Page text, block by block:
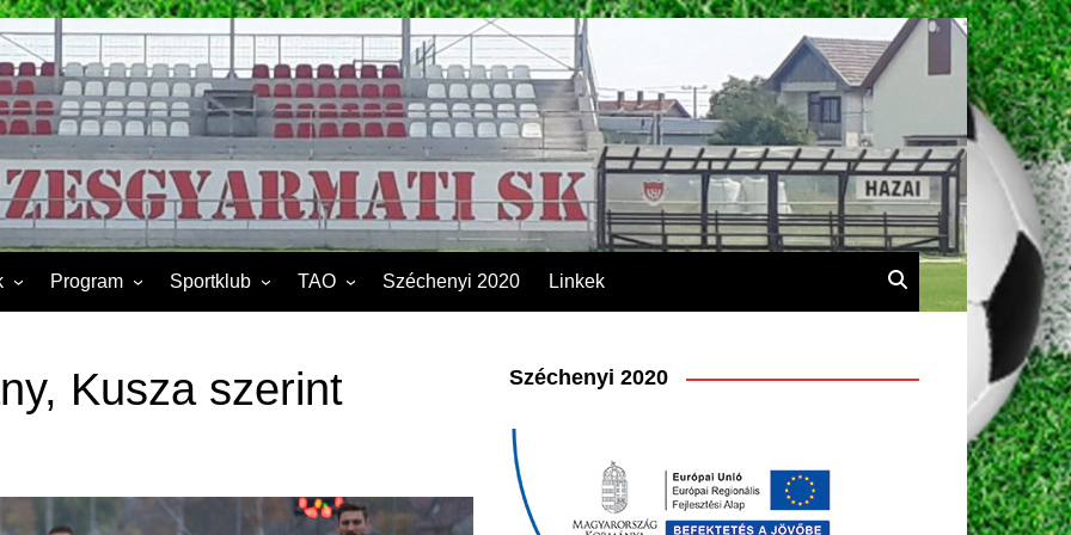
Program Sportklub
Éves beszámoló
TAO
2021
2024
Széchenyi 2020 Linkek
Kusza szerint Széchenyi 2020